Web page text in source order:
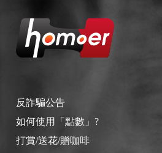
反詐騙公告
如何使用「點數」?
打賞/送花/贈咖啡